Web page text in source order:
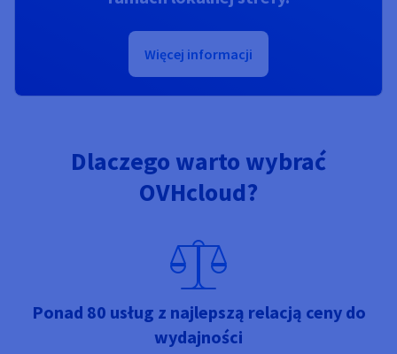
Więcej informacji
Dlaczego warto wybrać
OVHcloud?
Ponad 80 usług z najlepszą relacją ceny do
wydajności